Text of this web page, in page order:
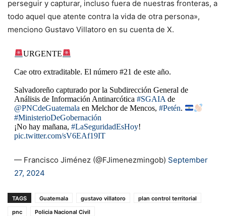
perseguir y capturar, incluso fuera de nuestras fronteras, a
todo aquel que atente contra la vida de otra persona»,
menciono Gustavo Villatoro en su cuenta de X.
URGENTE
Cae otro extraditable. El número #21 de este año.
Salvadoreño capturado por la Subdirección General de
Análisis de Información Antinarcótica #SGAIA de
@PNCdeGuatemalaen Melchor de Mencos, #Petén.
#MinisterioDeGobernación
¡No hay mañana, #LaSeguridadEsHoy!
pic.twitter.com/sV6EAf19IT
— Francisco Jiménez (@FJimenezmingob) September
27, 2024
TAGS Guatemala gustavo villatoro
plan control territorial
pnc
Policia Nacional Civil